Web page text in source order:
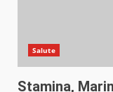
Salute
Stamina,